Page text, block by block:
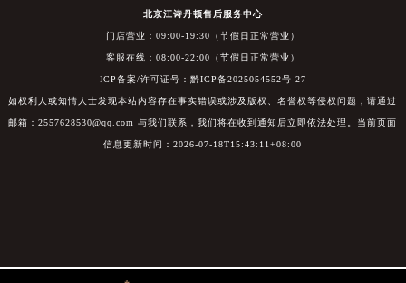
北京江诗丹顿售后服务中心
门店营业：09:00-19:30（节假日正常营业）
客服在线：08:00-22:00（节假日正常营业）
ICP备案/许可证号：黔ICP备2025054552号-27
如权利人或知情人士发现本站内容存在事实错误或涉及版权、名誉权等侵权问题，请通过
邮箱：2557628530@qq.com 与我们联系，我们将在收到通知后立即依法处理。当前页面
信息更新时间：2026-07-18T15:43:11+08:00